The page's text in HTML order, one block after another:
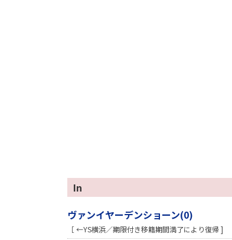
In
ヴァンイヤーデンショーン(0)
［ ←YS横浜／期限付き移籍期間満了により復帰 ]